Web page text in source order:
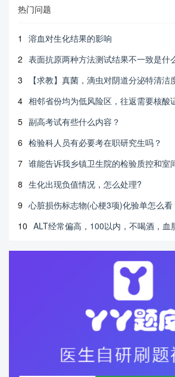
热门问题
1
溶血对生化结果的影响
2 表面抗原两种方法测试结果不一致是什
3
【求教】真菌，滴虫对阴道分泌特清洁
4 相邻省份均为低风险区，往返需要核酸
5 副高考试有些什么内容？
6 检验科人员有必要考在职研究生吗？
7 谁能告诉我乡镇卫生院的检验质控和室
8 生化出现负值情况，怎么处理?
9 心脏损伤标志物(心梗3项)化验单怎么看
10 ALT经常偏高，100以内，不喝酒，血